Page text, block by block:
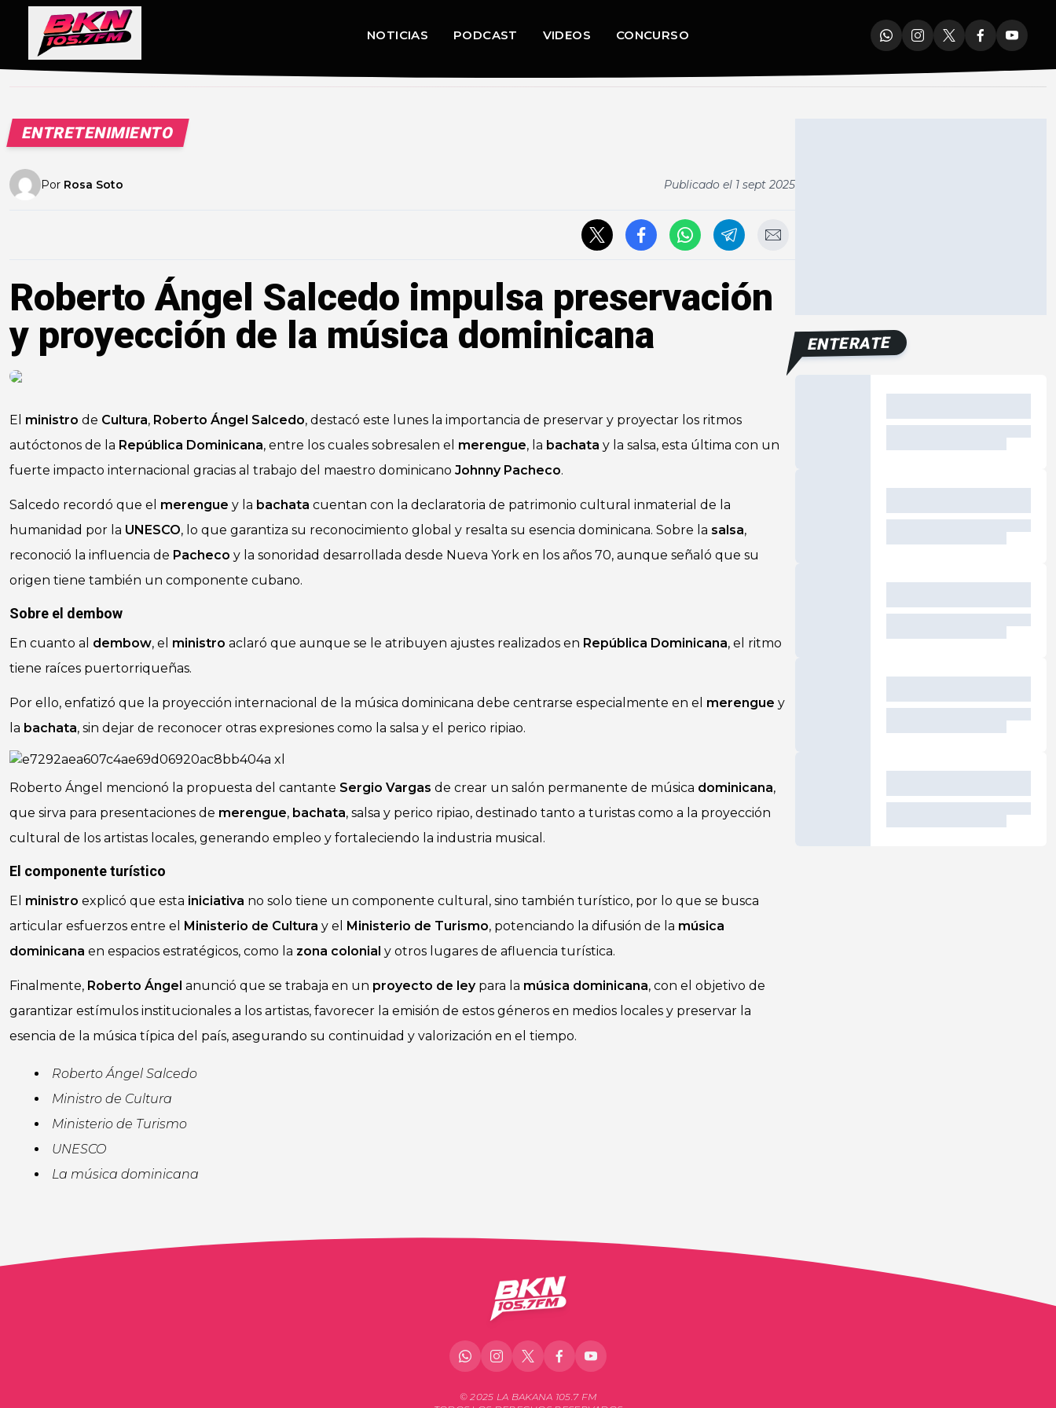
NOTICIAS PODCAST VIDEOS CONCURSO
ENTRETENIMIENTO
Por Rosa Soto Publicado el 1 sept 2025
Roberto Ángel Salcedo impulsa preservación
y proyección de la música dominicana
El ministro de Cultura, Roberto Ángel Salcedo, destacó este lunes la importancia de preservar y proyectar los ritmos
autóctonos de la República Dominicana, entre los cuales sobresalen el merengue, la bachata y la salsa, esta última con un
fuerte impacto internacional gracias al trabajo del maestro dominicano Johnny Pacheco.
Salcedo recordó que el merengue y la bachata cuentan con la declaratoria de patrimonio cultural inmaterial de la
humanidad por la UNESCO, lo que garantiza su reconocimiento global y resalta su esencia dominicana. Sobre la salsa,
reconoció la influencia de Pacheco y la sonoridad desarrollada desde Nueva York en los años 70, aunque señaló que su
origen tiene también un componente cubano.
Sobre el dembow
En cuanto al dembow, el ministro aclaró que aunque se le atribuyen ajustes realizados en República Dominicana, el ritmo
tiene raíces puertorriqueñas.
Por ello, enfatizó que la proyección internacional de la música dominicana debe centrarse especialmente en el merengue y
la bachata, sin dejar de reconocer otras expresiones como la salsa y el perico ripiao.
Roberto Ángel mencionó la propuesta del cantante Sergio Vargas de crear un salón permanente de música dominicana,
que sirva para presentaciones de merengue, bachata, salsa y perico ripiao, destinado tanto a turistas como a la proyección
cultural de los artistas locales, generando empleo y fortaleciendo la industria musical.
El componente turístico
El ministro explicó que esta iniciativa no solo tiene un componente cultural, sino también turístico, por lo que se busca
articular esfuerzos entre el Ministerio de Cultura y el Ministerio de Turismo, potenciando la difusión de la música
dominicana en espacios estratégicos, como la zona colonial y otros lugares de afluencia turística.
Finalmente, Roberto Ángel anunció que se trabaja en un proyecto de leypara la música dominicana, con el objetivo de
garantizar estímulos institucionales a los artistas, favorecer la emisión de estos géneros en medios locales y preservar la
esencia de la música típica del país, asegurando su continuidad y valorización en el tiempo.
Roberto Ángel Salcedo
Ministro de Cultura
Ministerio de Turismo
UNESCO
La música dominicana
ENTERATE
© 2025 LA BAKANA 105.7 FM